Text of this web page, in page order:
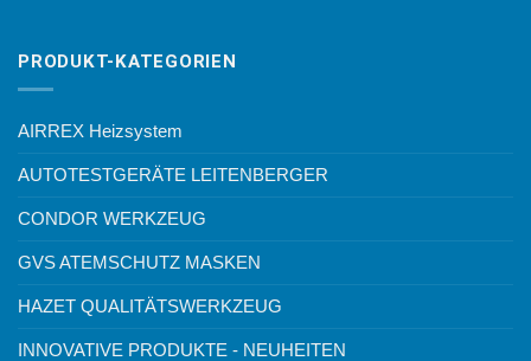
PRODUKT-KATEGORIEN
AIRREX Heizsystem
AUTOTESTGERÄTE LEITENBERGER
CONDOR WERKZEUG
GVS ATEMSCHUTZ MASKEN
HAZET QUALITÄTSWERKZEUG
INNOVATIVE PRODUKTE - NEUHEITEN